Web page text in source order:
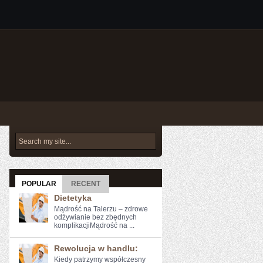
POPULAR RECENT
Dietetyka
Mądrość na Talerzu – zdrowe
odżywianie bez zbędnych
komplikacjiMądrość na ...
Rewolucja w handlu:
Kiedy ⁢patrzymy współczesny